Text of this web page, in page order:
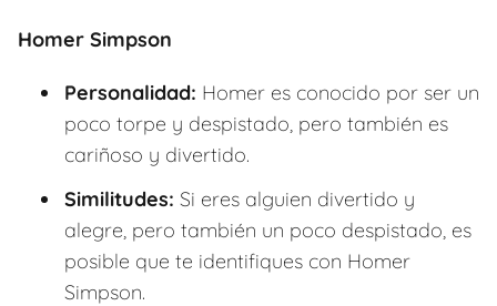
Homer Simpson
Personalidad: Homer es conocido por ser un
poco torpe y despistado, pero también es
cariñoso y divertido.
Similitudes: Si eres alguien divertido y
alegre, pero también un poco despistado, es
posible que te identifiques con Homer
Simpson.